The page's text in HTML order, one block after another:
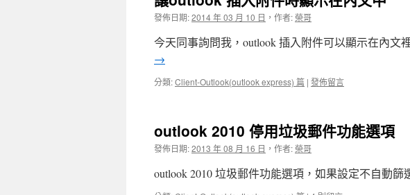
發佈日期:2014 年 03 月 10 日 ， 作者:榮哥
今天同事詢問我，outlook 插入附件可以顯示在內文
→
分類:Client-Outlook(outlook express) 篇 | 發佈留言
outlook 2010 停用垃圾郵件功能選項
發佈日期:2013 年 08 月 16 日 ， 作者:榮哥
outlook 2010 垃圾郵件功能選項，如果設定不自動